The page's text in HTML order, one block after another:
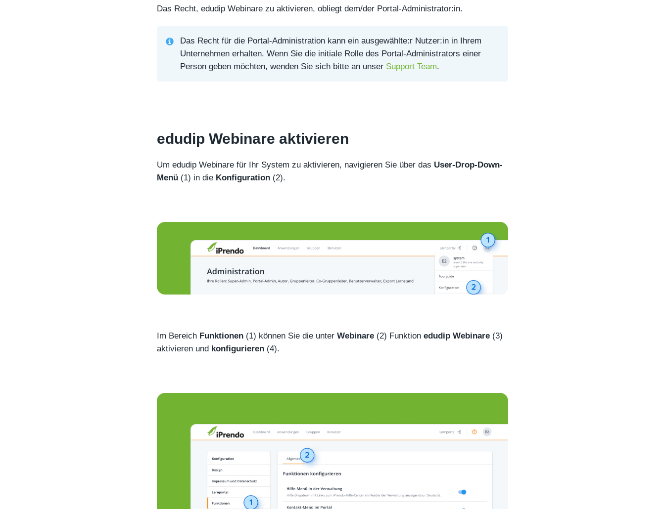
Das Recht, edudip Webinare zu aktivieren, obliegt dem/der Portal-Administrator:in.
Das Recht für die Portal-Administration kann ein ausgewählte:r Nutzer:in in Ihrem
Unternehmen erhalten. Wenn Sie die initiale Rolle des Portal-Administrators einer
Person geben möchten, wenden Sie sich bitte an unser Support Team.
edudip Webinare aktivieren
Um edudip Webinare für Ihr System zu aktivieren, navigieren Sie über das User-Drop-Down-
Menü (1) in die Konfiguration (2).
Im Bereich Funktionen (1) können Sie die unter Webinare (2) Funktion edudip Webinare (3)
aktivieren und konfigurieren (4).